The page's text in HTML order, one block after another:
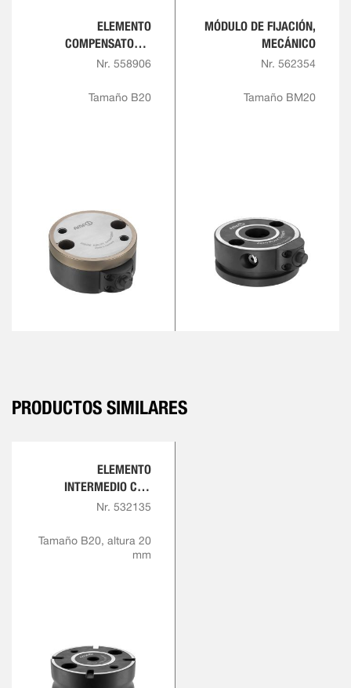
ELEMENTO
COMPENSATORIO
PLANO XY
Nr. 558906
Tamaño B20
MÓDULO DE FIJACIÓN,
MECÁNICO
Nr. 562354
Tamaño BM20
PRODUCTOS SIMILARES
ELEMENTO
INTERMEDIO CON
INDEXACIÓN
Nr. 532135
Tamaño B20, altura 20
mm